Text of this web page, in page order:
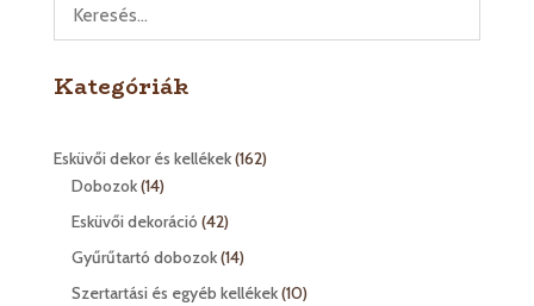
Kategóriák
Esküvői dekor és kellékek 162162
Dobozok 1414
termék
Esküvői dekoráció 4242
termék
Gyűrűtartó dobozok 1414
termék
Szertartási és egyéb kellékek 1010